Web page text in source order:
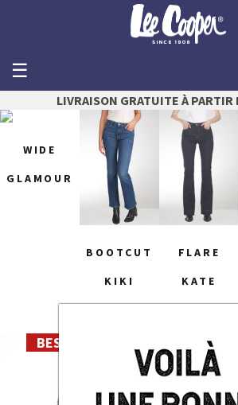
☰
LIVRAISON GRATUITE À PARTIR
WIDE
GLAMOUR
BOOTCUT
KIKI
FLARE
KATE
BEST DEALS -50% *
24
25
26
27